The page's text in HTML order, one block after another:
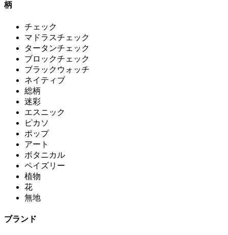
柄
チェック
マドラスチェック
タータンチェック
ブロックチェック
ブラックウォッチ
ネイティブ
総柄
迷彩
エスニック
ピカソ
ポップ
アート
ボタニカル
ペイズリー
植物
花
無地
ブランド